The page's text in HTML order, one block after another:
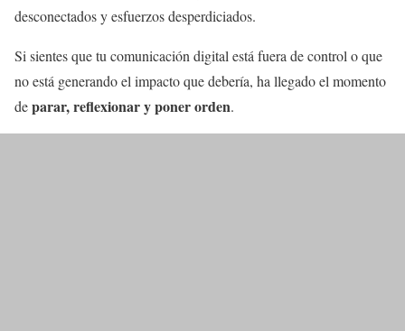
desconectados y esfuerzos desperdiciados.
Si sientes que tu comunicación digital está fuera de control o que
no está generando el impacto que debería, ha llegado el momento
deparar, reflexionar y poner orden.